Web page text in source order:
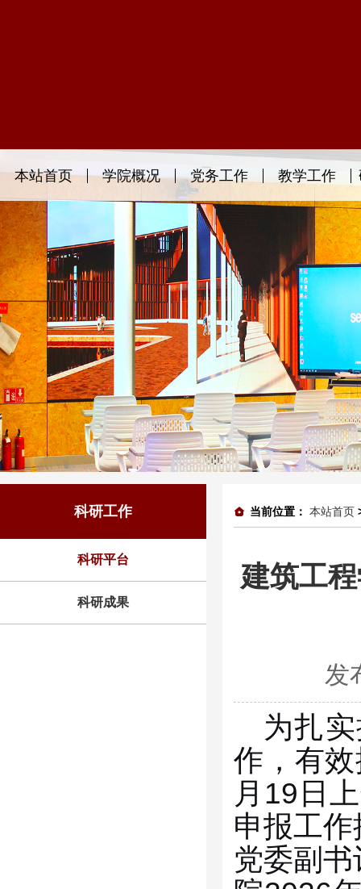
本站首页 学院概况 党务工作 教学工作
科研工作
科研平台
科研成果
当前位置： 本站首页
建筑工
发
为扎
作，有
月 19 日
申报工
党委副